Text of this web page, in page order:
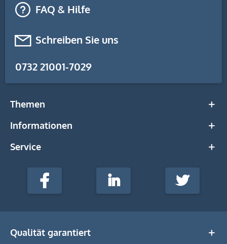
FAQ & Hilfe
Schreiben Sie uns
0732 21001-7029
Themen
Informationen
Service
stempel-
Media
Facebook LinkedIn Twitter
Qualität garantiert